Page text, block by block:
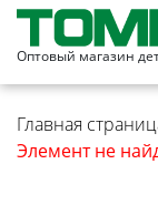
Оптовый магазин
Главная
Элемент не